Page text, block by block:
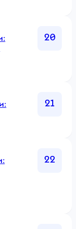
20
21
22